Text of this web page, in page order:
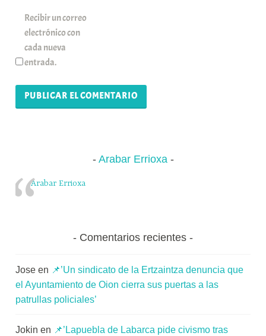
Recibir un correo
electrónico con
cada nueva
entrada.
Arabar Errioxa
Arabar Errioxa
Comentarios recientes
Jose en 📌’Un sindicato de la Ertzaintza denuncia que
el Ayuntamiento de Oion cierra sus puertas a las
patrullas policiales’
Jokin en 📌’Lapuebla de Labarca pide civismo tras